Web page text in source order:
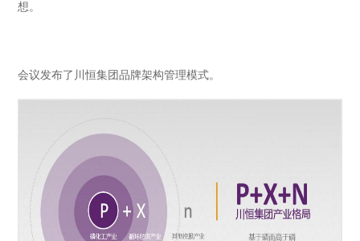
想。
会议发布了川恒集团品牌架构管理模式。